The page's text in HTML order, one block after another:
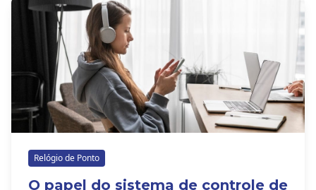
Relógio de Ponto
O papel do sistema de controle de